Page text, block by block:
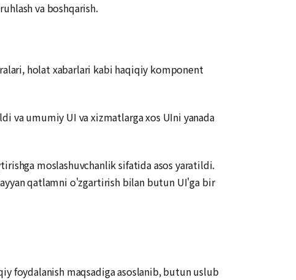
va boshqarish.
holat xabarlari kabi haqiqiy komponent
umumiy UI va xizmatlarga xos UIni yanada
moslashuvchanlik sifatida asos yaratildi.
qatlamni o'zgartirish bilan butun UI'ga bir
foydalanish maqsadiga asoslanib, butun uslub